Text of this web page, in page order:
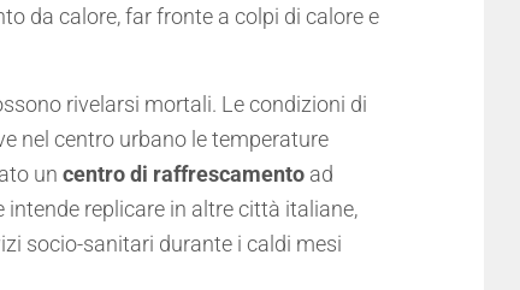
da calore, far fronte a colpi di calore e
rivelarsi mortali. Le condizioni di
nel centro urbano le temperature
un centro di raffrescamento ad
replicare in altre città italiane,
socio-sanitari durante i caldi mesi